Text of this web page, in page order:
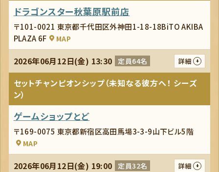
ドラゴンスター秋葉原駅前店
〒101-0021 東京都千代田区外神田1-18-18BiTO AKIBA
PLAZA 6F
MAP
2026年06月12日(金) 13:30 定員64名 詳細
セットチャンピオンシップ（未知なる彼方へ！ シーズ
ン）
ゲームショップとど
〒169-0075 東京都新宿区高田馬場3-3-9山下ビル5階
MAP
2026年06月12日(金) 19:00 定員32名 詳細